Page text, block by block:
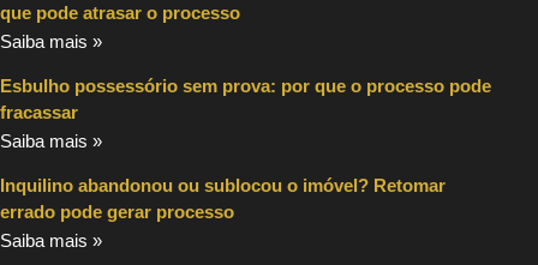
que pode atrasar o processo
Saiba mais »
Esbulho possessório sem prova: por que o processo pode
fracassar
Saiba mais »
Inquilino abandonou ou sublocou o imóvel? Retomar
errado pode gerar processo
Saiba mais »